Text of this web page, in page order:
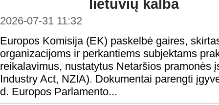
lietuvių kalba
2026-07-31 11:32
Europos Komisija (EK) paskelbė gaires,
organizacijoms ir perkantiems subjektams
reikalavimus, nustatytus Netaršios pramonės
Industry Act, NZIA). Dokumentai parengti
d. Europos Parlamento...